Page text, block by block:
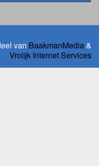
van BaakmanMedia&
Vrolijk Internet Services